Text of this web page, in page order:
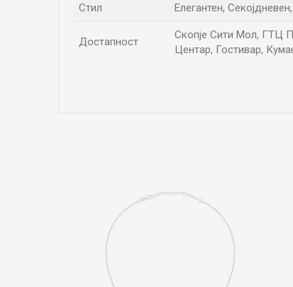
Стил Елегантен,
Достапност
Скопје Сити Мол, ГТЦ
Центар, Гостивар,